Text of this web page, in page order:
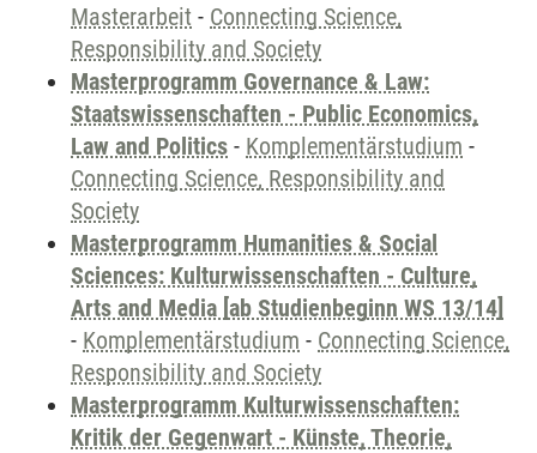
Masterarbeit - Connecting Science,
Responsibility and Society
Masterprogramm Governance & Law:
Staatswissenschaften - Public Economics,
Law and Politics - Komplementärstudium -
Connecting Science, Responsibility and
Society
Masterprogramm Humanities & Social
Sciences: Kulturwissenschaften - Culture,
Arts and Media [ab Studienbeginn WS 13/14]
- Komplementärstudium - Connecting Science,
Responsibility and Society
Masterprogramm Kulturwissenschaften:
Kritik der Gegenwart - Künste, Theorie,